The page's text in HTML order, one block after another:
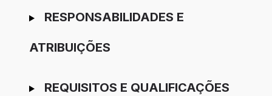
RESPONSABILIDADES E
ATRIBUIÇÕES
REQUISITOS E QUALIFICAÇÕES